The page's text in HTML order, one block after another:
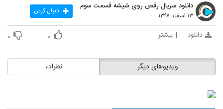
دانلود سریال رقص روی شیشه قسمت سوم
۱۳ اسفند ۱۳۹۷ دنبال کردن
دانلود بیشتر ۰ ۰
نظرات ویدیوهای دیگر